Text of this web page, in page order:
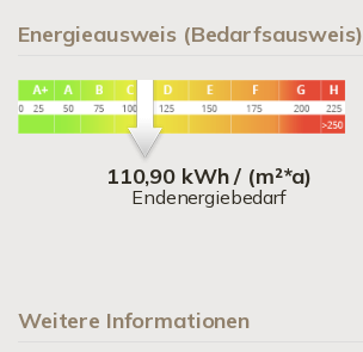
Energieausweis (Bedarfsausweis)
110,90 kWh / (m²*a)
Endenergiebedarf
Weitere Informationen